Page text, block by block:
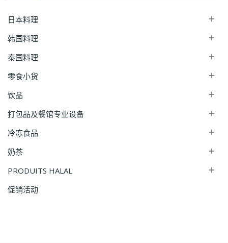
日本料理 
韩国料理 
泰国料理 
零食小货 
饮品 
打包品及餐馆专业设备 
冷冻食品 
奶茶 
PRODUITS HALAL 
促销活动